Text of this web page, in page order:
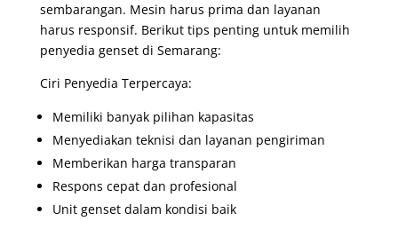
sembarangan. Mesin harus prima dan layanan
harus responsif. Berikut tips penting untuk memilih
penyedia genset di Semarang:
Ciri Penyedia Terpercaya:
Memiliki banyak pilihan kapasitas
Menyediakan teknisi dan layanan pengiriman
Memberikan harga transparan
Respons cepat dan profesional
Unit genset dalam kondisi baik